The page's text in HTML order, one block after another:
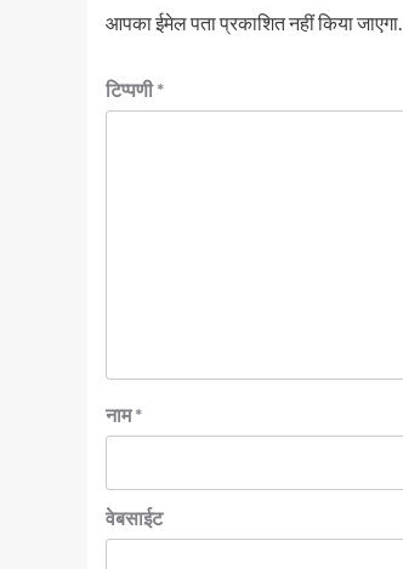
आपका ईमेल पता प्रकाशित नहीं किया जाएगा.
टिप्पणी*
नाम*
वेबसाईट